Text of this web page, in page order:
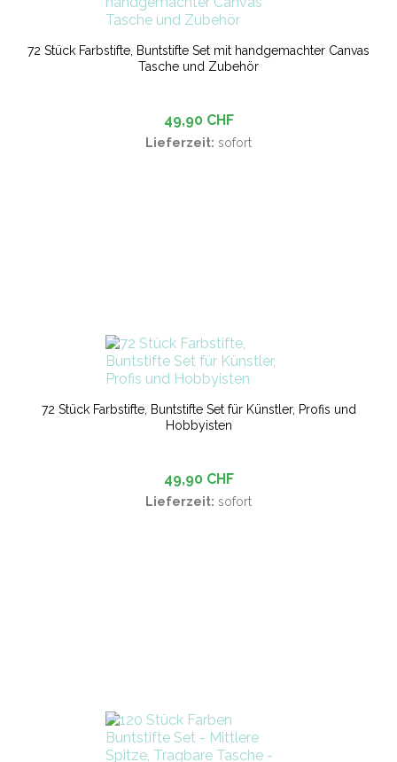
72 Stück Farbstifte, Buntstifte Set mit handgemachter Canvas
Tasche und Zubehör
49,90 CHF
Lieferzeit: sofort
72 Stück Farbstifte, Buntstifte Set für Künstler, Profis und
Hobbyisten
49,90 CHF
Lieferzeit: sofort